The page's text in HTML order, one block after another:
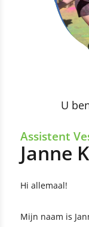
U
Assistent
Janne
Hi allemaal!
Mijn naam is